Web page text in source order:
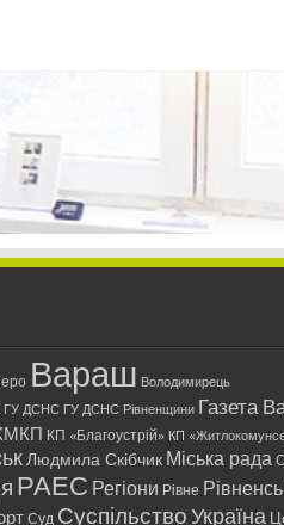
Вараш Володимирець
ГУ ДСНС ГУ ДСНС Рівненщини Газета
КП «Благоустрій» КП
Людмила Скібчик Міська рада
РАЕС Регіони Рівне
Суд Суспільство Україна